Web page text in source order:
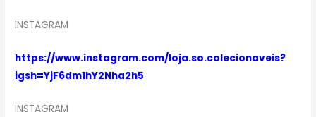
INSTAGRAM
https://www.instagram.com/loja.so.colecionaveis?
igsh=YjF6dm1hY2Nha2h5
INSTAGRAM